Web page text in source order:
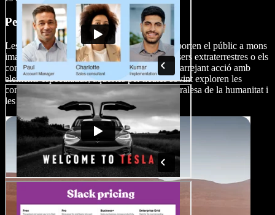
Pel·lícules de ciència-ficció
Les pel·lícules d'acció de ciència-ficció transporten el públic a mons
imaginatius on la tecnologia avançada, els éssers extraterrestres o els
conceptes futuristes tenen un paper central. Barrejant acció amb
elements especulatius, aquestes pel·lícules sovint exploren les
conseqüències dels avenços científics, la naturalesa de la humanitat i
les fascinants possibilitats de l’inesperat.